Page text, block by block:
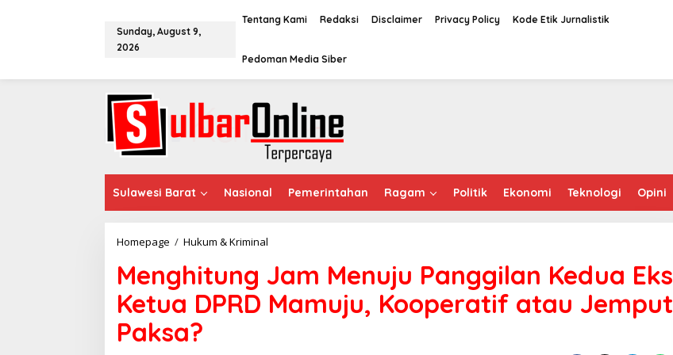
o
Sunday, August 9,
2026
Tentang Kami Redaksi Disclaimer Privacy Policy Kode Etik Jurnalistik
Pedoman Media Siber
Sulawesi Barat Nasional Pemerintahan Ragam Politik Ekonomi Teknologi Opini
Homepage / Hukum & Kriminal
g
h
i
Menghitung Jam Menuju Panggilan Kedua Eks
Ketua DPRD Mamuju, Kooperatif atau Jemput
Paksa?